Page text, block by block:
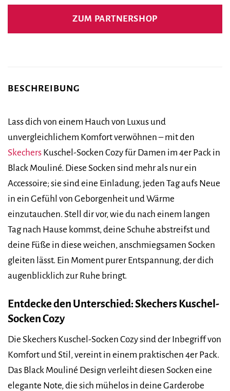
ZUM PARTNERSHOP
BESCHREIBUNG
Lass dich von einem Hauch von Luxus und
unvergleichlichem Komfort verwöhnen – mit den
Skechers Kuschel-Socken Cozy für Damen im 4er Pack in
Black Mouliné. Diese Socken sind mehr als nur ein
Accessoire; sie sind eine Einladung, jeden Tag aufs Neue
in ein Gefühl von Geborgenheit und Wärme
einzutauchen. Stell dir vor, wie du nach einem langen
Tag nach Hause kommst, deine Schuhe abstreifst und
deine Füße in diese weichen, anschmiegsamen Socken
gleiten lässt. Ein Moment purer Entspannung, der dich
augenblicklich zur Ruhe bringt.
Entdecke den Unterschied: Skechers Kuschel-
Socken Cozy
Die Skechers Kuschel-Socken Cozy sind der Inbegriff von
Komfort und Stil, vereint in einem praktischen 4er Pack.
Das Black Mouliné Design verleiht diesen Socken eine
elegante Note, die sich mühelos in deine Garderobe